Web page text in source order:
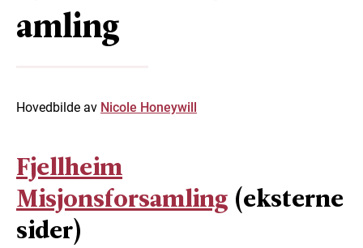
amling
Hovedbilde av Nicole Honeywill
Fjellheim
Misjonsforsamling (eksterne
sider)